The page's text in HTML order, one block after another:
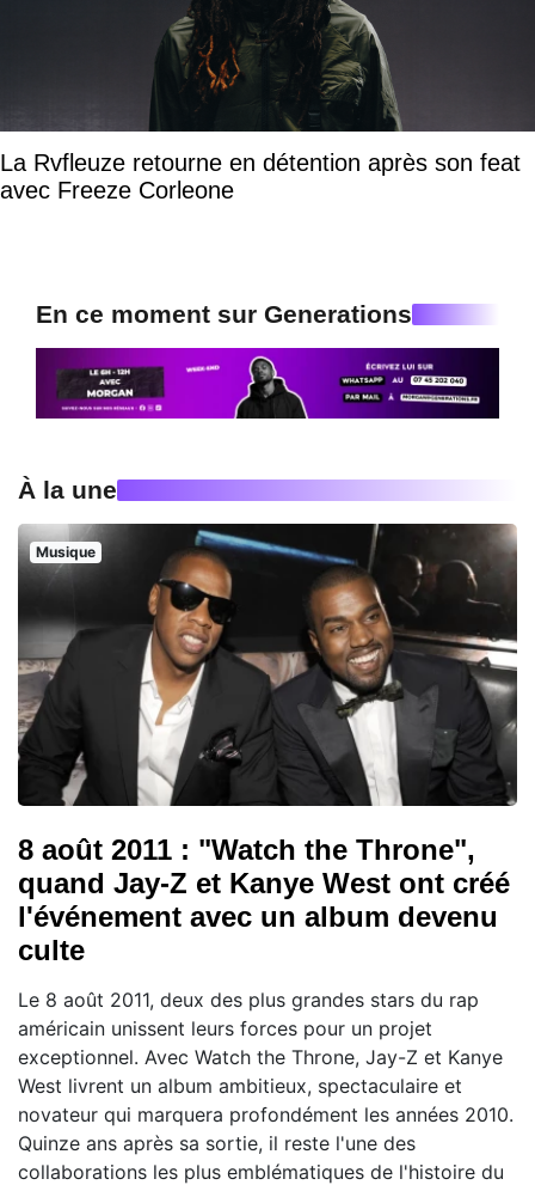
La Rvfleuze retourne en détention après son feat
avec Freeze Corleone
En ce moment sur Generations
À la une
Musique
8 août 2011 : "Watch the Throne",
quand Jay-Z et Kanye West ont créé
l'événement avec un album devenu
culte
Le 8 août 2011, deux des plus grandes stars du rap
américain unissent leurs forces pour un projet
exceptionnel. Avec Watch the Throne, Jay-Z et Kanye
West livrent un album ambitieux, spectaculaire et
novateur qui marquera profondément les années 2010.
Quinze ans après sa sortie, il reste l'une des
collaborations les plus emblématiques de l'histoire du